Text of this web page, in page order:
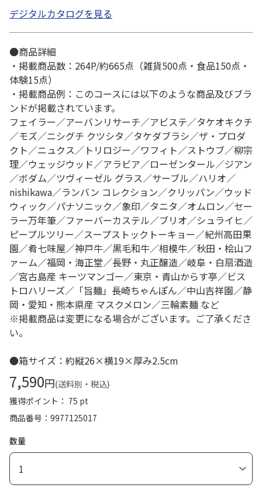
デジタルカタログを見る
●商品詳細
・掲載商品数：264P/約665点（雑貨500点・食品150点・
体験15点）
・掲載商品例：このコースには以下のような商品及びブラ
ンドが掲載されています。
フェイラー／アーバンリサーチ／アビステ／タケオキクチ
／モズ／ニシグチ クツシタ／タケダブラシ／ザ・プロダ
クト／ニュクス／トリロジー／ワフィト／ストウブ／柳宗
理／ウェッジウッド／アラビア／ローゼンタール／ジアン
／ボダム／ツヴィーゼル グラス／サーブル／ハリオ／
nishikawa／ランバン コレクション／クリッパン／ウッド
ウィック／パナソニック／象印／タニタ／オムロン／セー
ラー万年筆／ファーバーカステル／ブリオ／シュライヒ／
ピープルツリー／スープストックトーキョー／紀州高田果
園／肴七味屋／神戸牛／黒毛和牛／相模牛／秋田・桧山フ
ァーム／福岡・海正堂／長野・丸正醸造／岐阜・白扇酒造
／宮古島産 キーツマンゴー／東京・青山からす亭／ビス
トロハリーズ／「旨麺」長崎ちゃんぽん／中山吉祥園／静
岡・愛知・熊本県産 マスクメロン／三輪素麺 など
※掲載商品は変更になる場合がございます。ご了承くださ
い。
●箱サイズ：約縦26×横19×厚み2.5cm
7,590円(送料別・税込)
獲得ポイント： 75 pt
商品番号
9977125017
数量
1